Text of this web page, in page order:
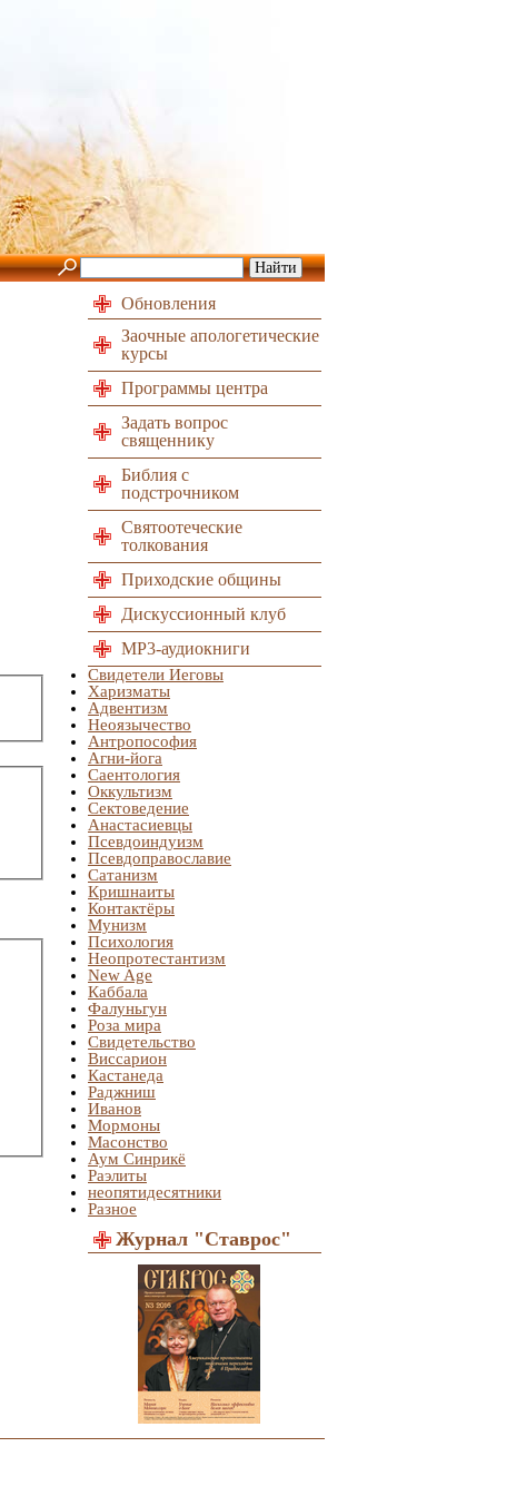
Обновления
Заочные апологетические
курсы
Программы центра
Задать вопрос
священнику
Библия с
подстрочником
Святоотеческие
толкования
Приходские общины
Дискуссионный клуб
MP3-аудиокниги
Свидетели Иеговы
Харизматы
Адвентизм
Неоязычество
Антропософия
Агни-йога
Саентология
Оккультизм
Сектоведение
Анастасиевцы
Псевдоиндуизм
Псевдоправославие
Сатанизм
Кришнаиты
Контактёры
Мунизм
Психология
Неопротестантизм
New Age
Каббала
Фалуньгун
Роза мира
Свидетельство
Виссарион
Кастанеда
Раджниш
Иванов
Мормоны
Масонство
Аум Синрикё
Раэлиты
неопятидесятники
Разное
Журнал "Ставрос"